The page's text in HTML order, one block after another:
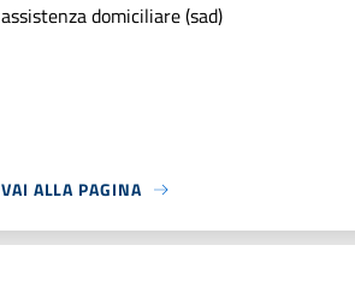
assistenza domiciliare (sad)
VAI ALLA PAGINA